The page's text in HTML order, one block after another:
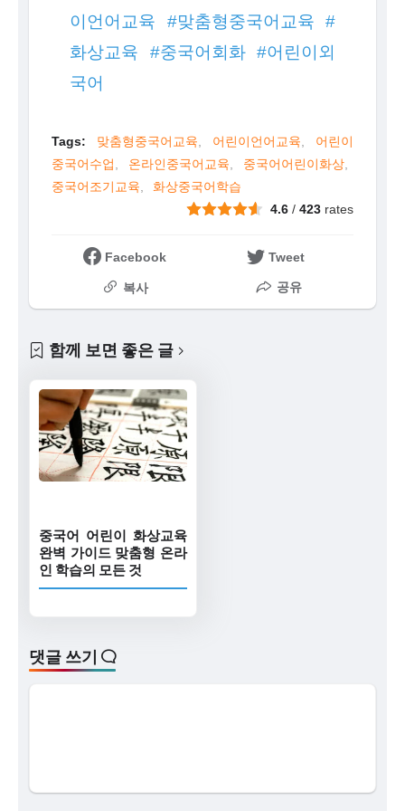
이언어교육 #맞춤형중국어교육 #
화상교육 #중국어회화 #어린이외
국어
Tags: 맞춤형중국어교육 어린이언어교육
어린이
중국어수업
온라인중국어교육
중국어어린이화상
중국어조기교육
화상중국어학습
4.6 /423 rates
Facebook Tweet
복사 공유
함께 보면 좋은 글
중국어 어린이 화상교육
완벽 가이드 맞춤형 온라
인 학습의 모든 것
댓글 쓰기